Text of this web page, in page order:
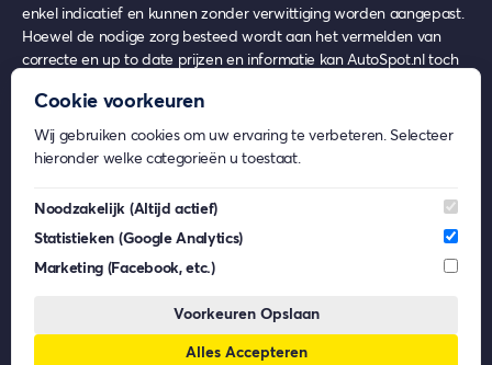
enkel indicatief en kunnen zonder verwittiging worden aangepast.
Hoewel de nodige zorg besteed wordt aan het vermelden van
correcte en up to date prijzen en informatie kan AutoSpot.nl toch
gebruik, waar echter nooit enige rechten uit ontleend kunnen
worden.
AutoSpot.nl geeft geen inhoudelijk advies over eventuele
partijen. De rechten van deze beelden behoren toe aan de
respectievelijke eigenaren. AutoSpot.nl gebruikt dit materiaal enkel
voor informatieve doeleinden en claimt geen eigendomsrechten.
voor (gevolg)schade die voortkomt uit het gebruik van AutoSpot.nl,
dan wel uit fouten of ontbrekende functionaliteiten op
Cookie voorkeuren
Wij gebruiken cookies om uw ervaring te verbeteren. Selecteer
hieronder welke categorieën u toestaat.
Noodzakelijk (Altijd actief)
Statistieken (Google Analytics)
Marketing (Facebook, etc.)
Voorkeuren Opslaan
Alles Accepteren